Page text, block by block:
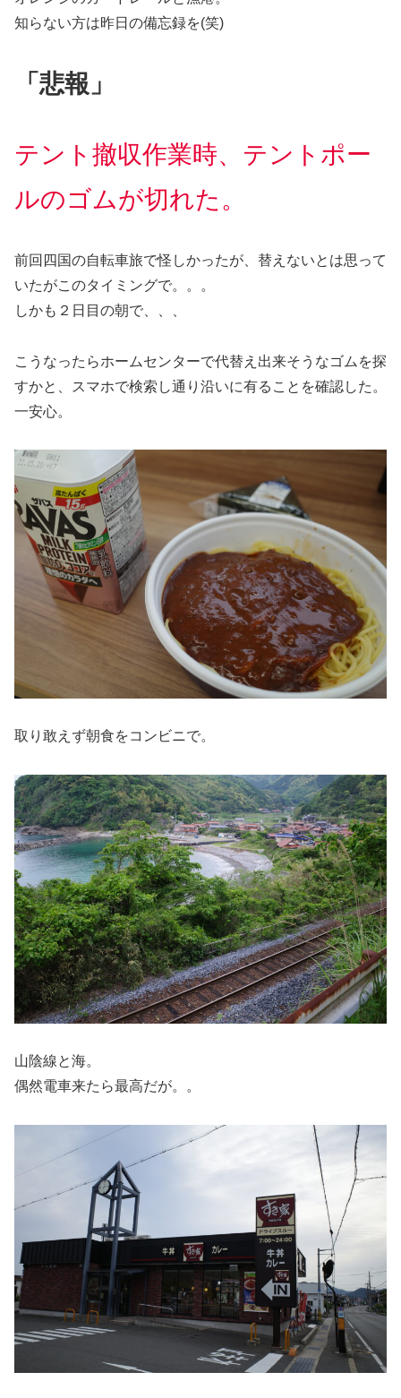
知らない方は昨日の備忘録を(笑)
「悲報」
テント撤収作業時、テントポー
ルのゴムが切れた。
前回四国の自転車旅で怪しかったが、替えないとは思って
いたがこのタイミングで。。。
しかも２日目の朝で、、、
こうなったらホームセンターで代替え出来そうなゴムを探
すかと、スマホで検索し通り沿いに有ることを確認した。
一安心。
取り敢えず朝食をコンビニで。
山陰線と海。
偶然電車来たら最高だが。。